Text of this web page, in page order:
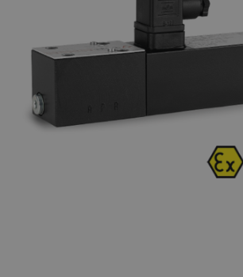
Do you want to leave the